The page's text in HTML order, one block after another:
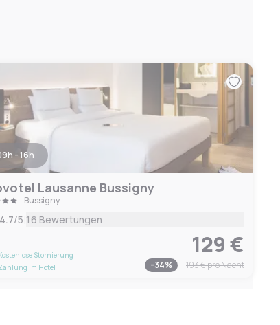
- 16h
Lausanne Bussigny
Bussigny
4.7/5 16 Bewertungen
Stornierung
im Hotel
129 €
-34% 193 €pro Nacht